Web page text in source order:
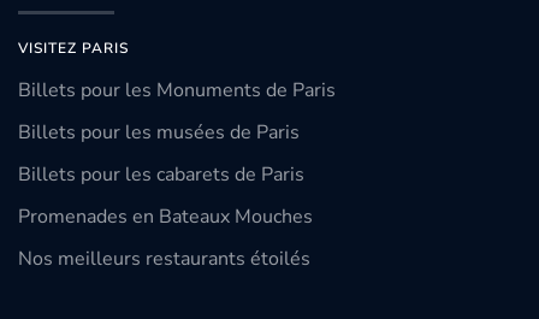
VISITEZ PARIS
Billets pour les Monuments de Paris
Billets pour les musées de Paris
Billets pour les cabarets de Paris
Promenades en Bateaux Mouches
Nos meilleurs restaurants étoilés